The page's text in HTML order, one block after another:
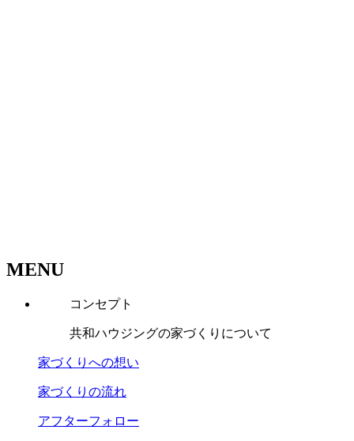
MENU
コンセプト
共和ハウジングの家づくりについて
家づくりへの想い
家づくりの流れ
アフターフォロー